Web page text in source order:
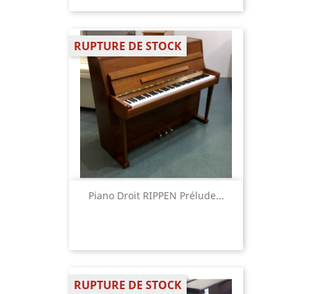
Piano Droit RIPPEN Prélude...
RUPTURE DE STOCK
RUPTURE DE STOCK